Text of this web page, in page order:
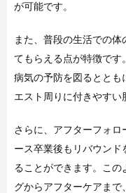
が可能です。
また、普段の生活での
てもらえる点が特徴で
病気の予防を図るととも
エスト周りに付きやすい
さらに、アフターフォロ
ース卒業後もリバウンド
ることができます。こ
グからアフターケアまで